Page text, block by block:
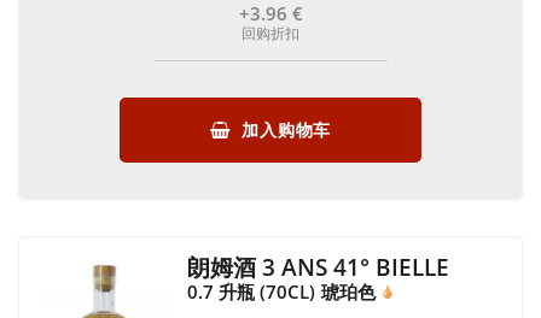
+3.96 €
回购折扣
加入购物车
朗姆酒 3 ANS 41° BIELLE
0.7 升瓶 (70CL) 琥珀色